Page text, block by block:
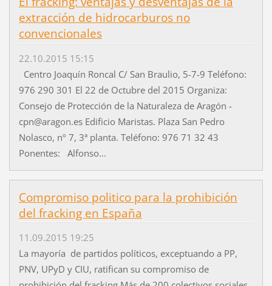
extracción de hidrocarburos no
convencionales
22.10.2015 15:15
Centro Joaquín Roncal C/ San Braulio, 5-7-9 Teléfono:
976 290 301 El 22 de Octubre del 2015 Organiza:
Consejo de Protección de la Naturaleza de Aragón -
cpn@aragon.es Edificio Maristas. Plaza San Pedro
Nolasco, nº 7, 3ª planta. Teléfono: 976 71 32 43
Ponentes: Alfonso...
Compromiso politico para la prohibición
del fracking en España
11.09.2015 19:25
La mayoría de partidos políticos, exceptuando a PP,
PNV, UPyD y CIU, ratifican su compromiso de